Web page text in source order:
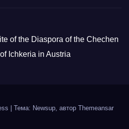
of the Diaspora of the Chechen
Ichkeria in Austria
Тема: Newsup, автор Themeansar